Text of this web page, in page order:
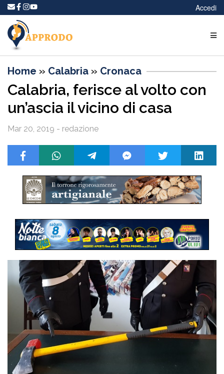
Accedi
Home » Calabria » Cronaca
Calabria, ferisce al volto con
un’ascia il vicino di casa
Mar 20, 2019 - redazione